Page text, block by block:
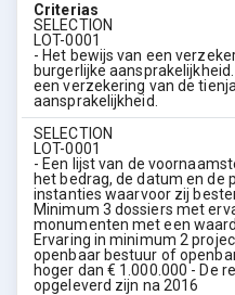
Criterias
SELECTION
LOT-0001
- Het bewijs van een
burgerlijke
een verzekering van de
aansprakelijkheid.
SELECTION
LOT-0001
- Een lijst van de
het bedrag, de datum en de
instanties waarvoor zij
Minimum 3 dossiers met
monumenten met een
Ervaring in minimum 2
openbaar bestuur of
hoger dan € 1.000.000 - De
opgeleverd zijn na 2016